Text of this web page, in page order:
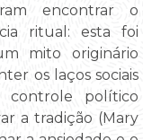
encontrar o
ritual: esta foi
mito originário
os laços sociais
controle político
a tradição (Mary